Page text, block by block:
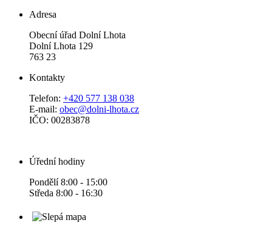
Adresa
Obecní úřad Dolní Lhota
Dolní Lhota 129
763 23
Kontakty
Telefon: +420 577 138 038
E-mail: obec@dolni-lhota.cz
IČO: 00283878
Úřední hodiny
Pondělí 8:00 - 15:00
Středa 8:00 - 16:30